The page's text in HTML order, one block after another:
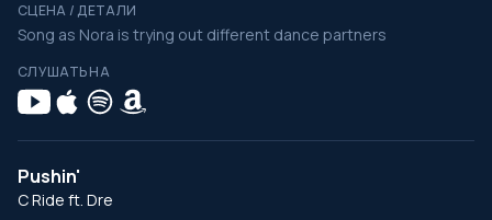
СЦЕНА / ДЕТАЛИ
Song as Nora is trying out different dance partners
СЛУШАТЬ НА
Pushin'
C Ride ft. Dre